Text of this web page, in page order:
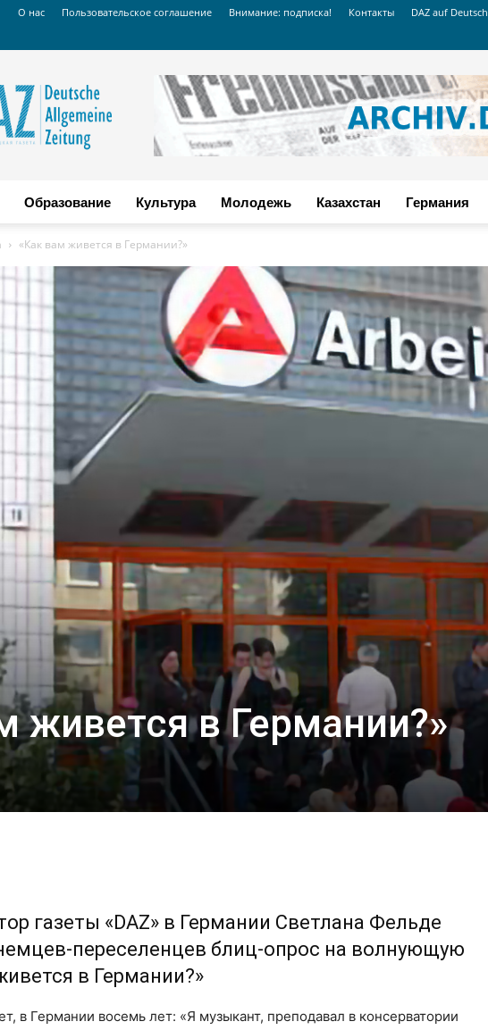
О нас Пользовательское соглашение Внимание: подписка! Контакты DAZ auf Deutsch
Russian
DAZ
Образование Культура Молодежь Казахстан Германия
«Как вам живется в Германии?»
живется в Германии?»
газеты «DAZ» в Германии Светлана Фельде
переселенцев блиц-опрос на волнующую
в Германии?»
в Германии восемь лет: «Я музыкант, преподавал в консерватории